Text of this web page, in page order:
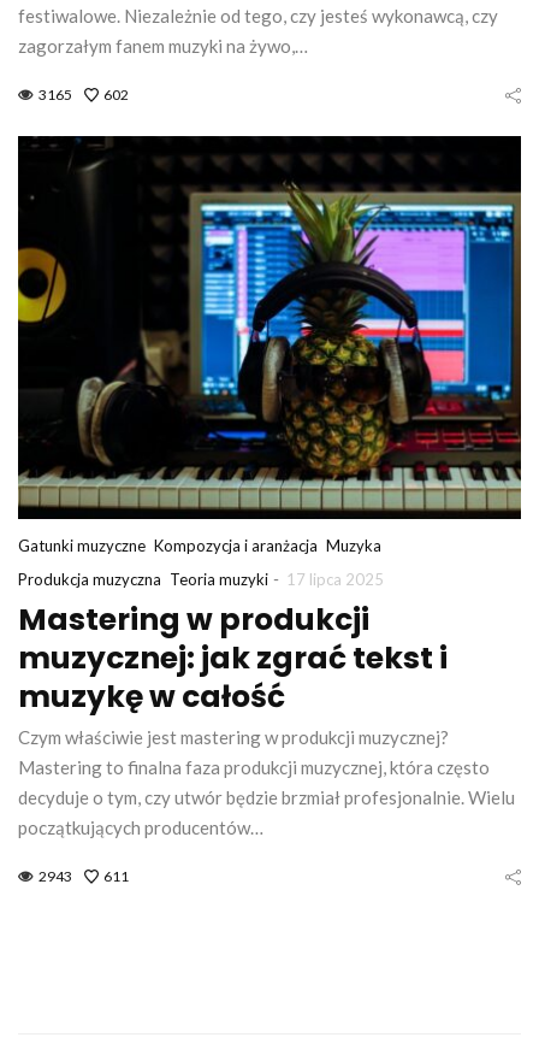
festiwalowe. Niezależnie od tego, czy jesteś wykonawcą, czy
zagorzałym fanem muzyki na żywo,…
3165 602
Gatunki muzyczne Kompozycja i aranżacja Muzyka
Produkcja muzyczna Teoria muzyki - 17 lipca 2025
Mastering w produkcji
muzycznej: jak zgrać tekst i
muzykę w całość
Czym właściwie jest mastering w produkcji muzycznej?
Mastering to finalna faza produkcji muzycznej, która często
decyduje o tym, czy utwór będzie brzmiał profesjonalnie. Wielu
początkujących producentów…
2943 611